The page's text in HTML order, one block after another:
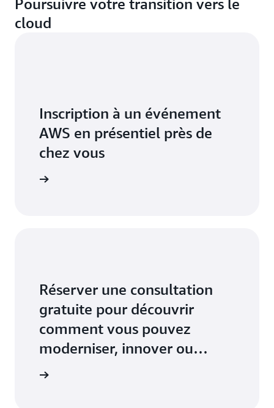
Poursuivre votre transition vers le
cloud
Inscription à un événement
AWS en présentiel près de
chez vous
Réserver une consultation
gratuite pour découvrir
comment vous pouvez
moderniser, innover ou
mettre à l’échelle votre